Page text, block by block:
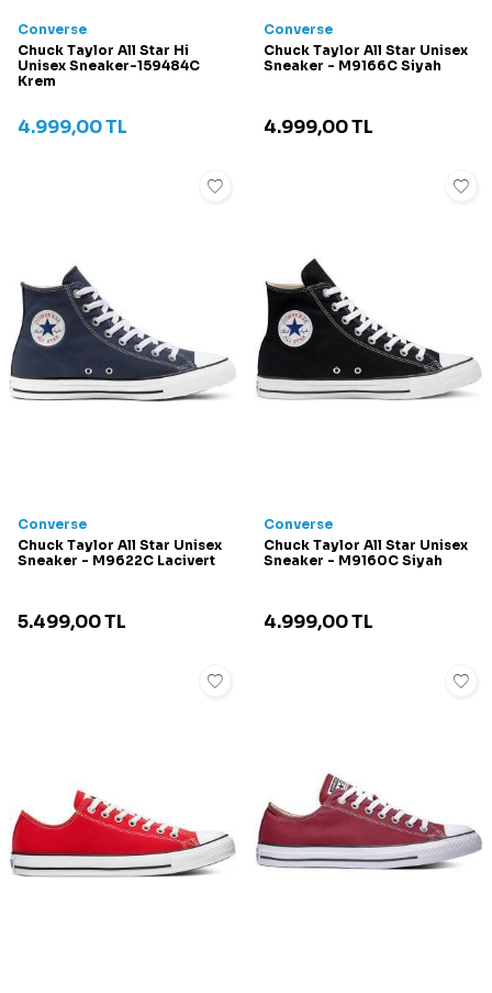
Converse
Chuck Taylor All Star Hi
Unisex Sneaker-159484C
Krem
4.999,00TL
Converse
Chuck Taylor All Star Unisex
Sneaker - M9166C Siyah
4.999,00TL
Converse
Chuck Taylor All Star Unisex
Sneaker - M9622C Lacivert
5.499,00TL
Converse
Chuck Taylor All Star Unisex
Sneaker - M9160C Siyah
4.999,00TL